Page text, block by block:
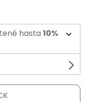
hasta 10%